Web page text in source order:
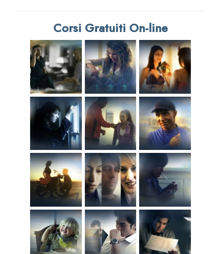
Corsi Gratuiti On-line